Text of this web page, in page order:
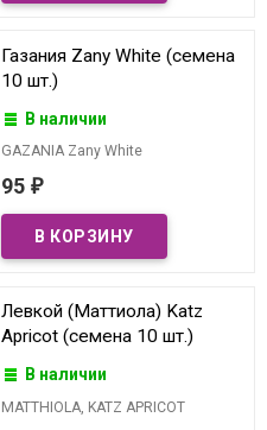
Газания Zany White (семена
10 шт.)
В наличии
GAZANIA Zany White
95 ₽
Левкой (Маттиола) Katz
Apricot (семена 10 шт.)
В наличии
MATTHIOLA, KATZ APRICOT